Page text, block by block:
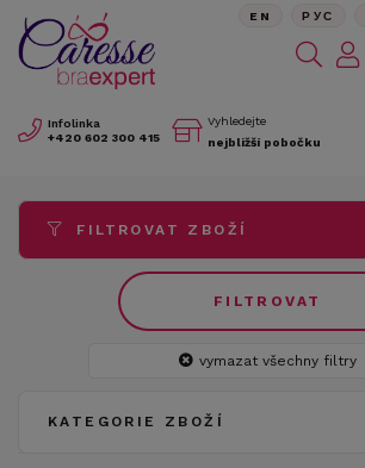
Infolinka
+420 602 300 415
Vyhledejte
nejbližší pobočku
EN РУС
FILTROVAT ZBOŽÍ
FILTROVAT
vymazat všechny filtry
KATEGORIE ZBOŽÍ